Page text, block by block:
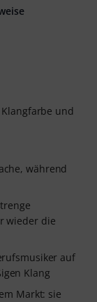
und
während
wieder die
auf
Klang
Markt: sie